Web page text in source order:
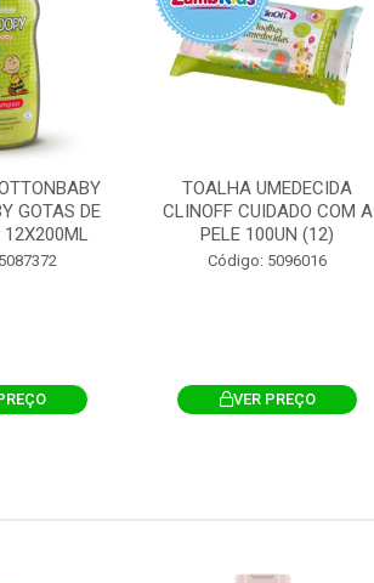
GOTAS DE
TOALHA UMEDECIDA
CLINOFF CUIDADO COM A
PELE 100UN (12)
Código: 5096016
VER PREÇO